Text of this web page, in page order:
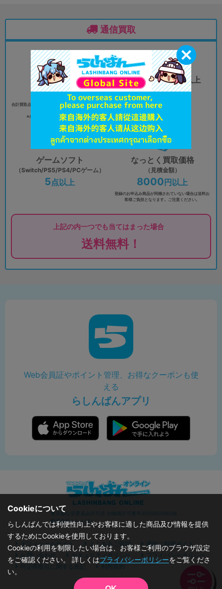
通信買取
合計買取点数
30点以上
合計買取点数（女性同人誌／全年齢向書籍を除く）30
点以上
※成年向コミックスは対象商品です。
フィギュア15cm以上
（プライズ含む）
5点以上
ゲームソフト
（Switch/PS5/PS4/PCゲーム）
5点以上
なっとく買取価格
（見積金額）
8000円以上
登録のお申込み商品が同梱されていない場合は送料お
客様ご負担となります。ご注意ください。
上記の内一つでも当てはまった場合
送料無料！
Web会員証やポイント管理、お得なクーポンも使
える
らしんばんアプリ
東京都公安委員会許可済 古物商許可番号305500206246
株式会社らしんばん
オフィシャルサイト よくあるご質問
通販ご利用ガイド
お問い合わせ
セキュリティポリシー
プライバシーポリシー
特定商取引に関する表記
利用規約
Cookieについて
らしんばんでは利便性向上やお客様に適した商品及び情報を提供
するためにCookieを使用しております。
Cookieの利用を制限したい場合は、お客様ご利用のブラウザ設定
をご確認ください。 詳しくはプライバシーポリシーをご覧くださ
い。